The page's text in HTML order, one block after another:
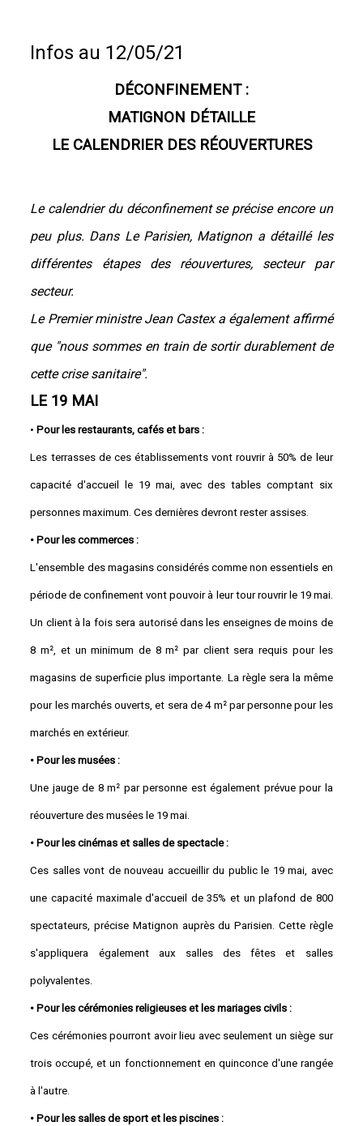
Infos au 12/05/21
DÉCONFINEMENT :
MATIGNON DÉTAILLE
LE CALENDRIER DES RÉOUVERTURES
Le calendrier du déconfinement se précise encore un
peu plus. Dans Le Parisien, Matignon a détaillé les
différentes étapes des réouvertures, secteur par
secteur.
Le Premier ministre Jean Castex a également affirmé
que "nous sommes en train de sortir durablement de
cette crise sanitaire".
LE 19 MAI
• Pour les restaurants, cafés et bars :
Les terrasses de ces établissements vont rouvrir à 50% de leur
capacité d'accueil le 19 mai, avec des tables comptant six
personnes maximum. Ces dernières devront rester assises.
• Pour les commerces :
L'ensemble des magasins considérés comme non essentiels en
période de confinement vont pouvoir à leur tour rouvrir le 19 mai.
Un client à la fois sera autorisé dans les enseignes de moins de
8 m², et un minimum de 8 m² par client sera requis pour les
magasins de superficie plus importante. La règle sera la même
pour les marchés ouverts, et sera de 4 m² par personne pour les
marchés en extérieur.
• Pour les musées :
Une jauge de 8 m² par personne est également prévue pour la
réouverture des musées le 19 mai.
• Pour les cinémas et salles de spectacle :
Ces salles vont de nouveau accueillir du public le 19 mai, avec
une capacité maximale d'accueil de 35% et un plafond de 800
spectateurs, précise Matignon auprès du Parisien. Cette règle
s'appliquera également aux salles des fêtes et salles
polyvalentes.
• Pour les cérémonies religieuses et les mariages civils :
Ces cérémonies pourront avoir lieu avec seulement un siège sur
trois occupé, et un fonctionnement en quinconce d'une rangée
à l'autre.
• Pour les salles de sport et les piscines :